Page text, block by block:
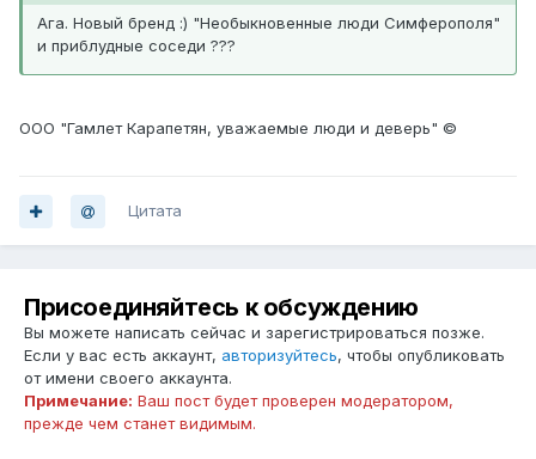
Ага. Новый бренд :) "Необыкновенные люди Симферополя"
и приблудные соседи ???
ООО "Гамлет Карапетян, уважаемые люди и деверь" ©
Цитата
Присоединяйтесь к обсуждению
Вы можете написать сейчас и зарегистрироваться позже.
Если у вас есть аккаунт, авторизуйтесь, чтобы опубликовать
от имени своего аккаунта.
Примечание: Ваш пост будет проверен модератором,
прежде чем станет видимым.